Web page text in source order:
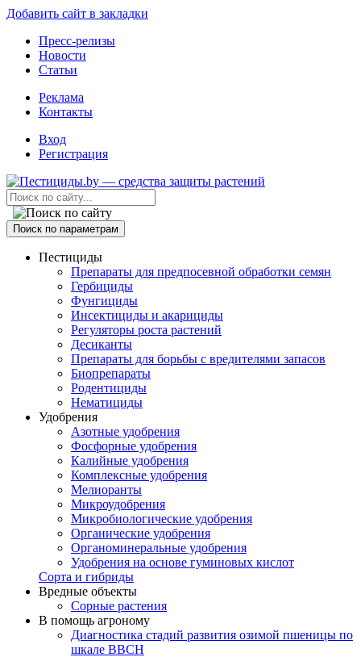
Добавить сайт в закладки
Пресс-релизы
Новости
Статьи
Реклама
Контакты
Вход
Регистрация
Поиск по параметрам
Пестициды
Препараты для предпосевной обработки семян
Гербициды
Фунгициды
Инсектициды и акарициды
Регуляторы роста растений
Десиканты
Препараты для борьбы с вредителями запасов
Биопрепараты
Родентициды
Нематициды
Удобрения
Азотные удобрения
Фосфорные удобрения
Калийные удобрения
Комплексные удобрения
Мелиоранты
Микроудобрения
Микробиологические удобрения
Органические удобрения
Органоминеральные удобрения
Удобрения на основе гуминовых кислот
Сорта и гибриды
Вредные объекты
Сорные растения
В помощь агроному
Диагностика стадий развития озимой пшеницы по
шкале ВВСН